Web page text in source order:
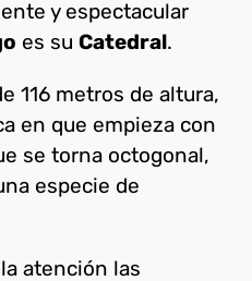
y espectacular
es su Catedral.
116 metros de altura,
en que empieza con
se torna octogonal,
especie de
atención las